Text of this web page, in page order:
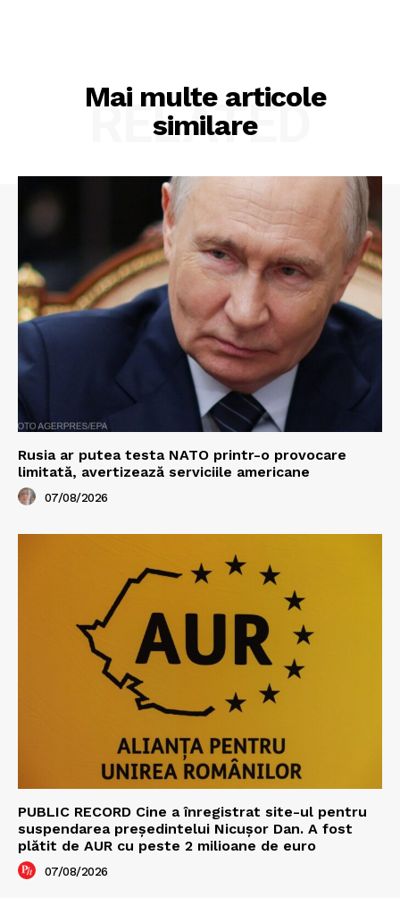
Mai multe articole
similare
RELATED
Rusia ar putea testa NATO printr-o provocare
limitată, avertizează serviciile americane
07/08/2026
PUBLIC RECORD Cine a înregistrat site-ul pentru
suspendarea președintelui Nicușor Dan. A fost
plătit de AUR cu peste 2 milioane de euro
07/08/2026